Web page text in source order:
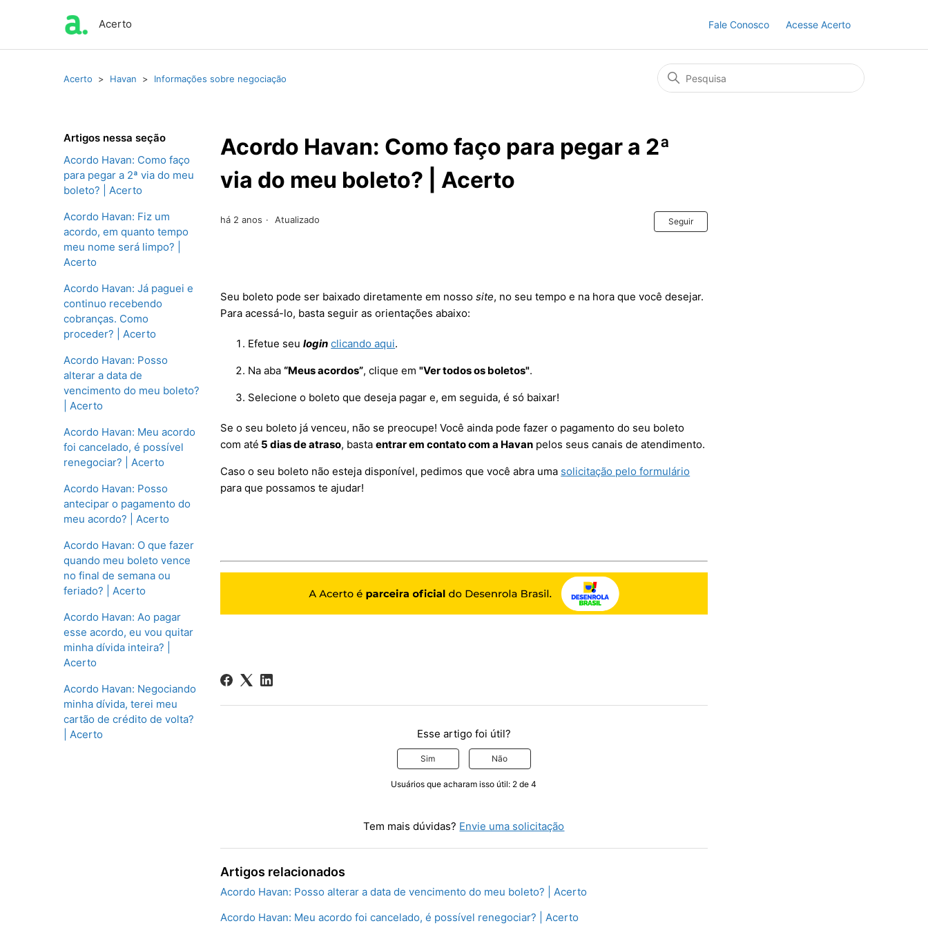
Acerto Fale Conosco Acesse Acerto
Acerto Havan Informações sobre negociação
Artigos nessa seção
Acordo Havan: Como faço
para pegar a 2ª via do meu
boleto? | Acerto
Acordo Havan: Fiz um
acordo, em quanto tempo
meu nome será limpo? |
Acerto
Acordo Havan: Já paguei e
continuo recebendo
cobranças. Como
proceder? | Acerto
Acordo Havan: Posso
alterar a data de
vencimento do meu boleto?
| Acerto
Acordo Havan: Meu acordo
foi cancelado, é possível
renegociar? | Acerto
Acordo Havan: Posso
antecipar o pagamento do
meu acordo? | Acerto
Acordo Havan: O que fazer
quando meu boleto vence
no final de semana ou
feriado? | Acerto
Acordo Havan: Ao pagar
esse acordo, eu vou quitar
minha dívida inteira? |
Acerto
Acordo Havan: Negociando
minha dívida, terei meu
cartão de crédito de volta?
| Acerto
Acordo Havan: Como faço para pegar a 2ª
via do meu boleto? | Acerto
há 2 anos Atualizado Seguir
Seu boleto pode ser baixado diretamente em nossosite, no seu tempo e na hora que você desejar.
Para acessá-lo, basta seguir as orientações abaixo:
Efetue seulogin clicando aqui.
Na aba“Meus acordos”, clique em"Ver todos os boletos".
Selecione o boleto que deseja pagar e, em seguida, é só baixar!
Se o seu boleto já venceu, não se preocupe! Você ainda pode fazer o pagamento do seu boleto
com até 5 dias de atraso, bastaentrar em contato com a Havan pelos seus canais de atendimento.
Caso o seu boleto não esteja disponível, pedimos que você abra uma solicitação pelo formulário
para que possamos te ajudar!
Esse artigo foi útil?
Sim Não
Usuários que acharam isso útil: 2 de 4
Tem mais dúvidas? Envie uma solicitação
Artigos relacionados
Acordo Havan: Posso alterar a data de vencimento do meu boleto? | Acerto
Acordo Havan: Meu acordo foi cancelado, é possível renegociar? | Acerto